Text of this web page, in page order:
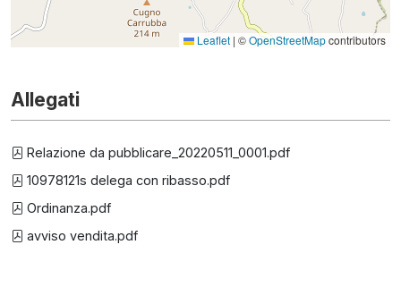
Leaflet | ©OpenStreetMapcontributors
Allegati
Relazione da pubblicare_20220511_0001.pdf
10978121s delega con ribasso.pdf
Ordinanza.pdf
avviso vendita.pdf